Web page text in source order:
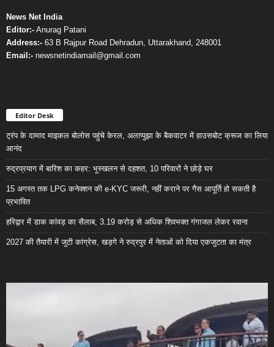
News Net India
Editor:- Anurag Patani
Address:- 63 B Rajpur Road Dehradun, Uttarakhand, 248001
Email:- newsnetindiamail@gmail.com
Editor Desk
ट्रंप के दामाद माइकल बोलोस पहुंचे केरल, अलाप्पुझा के बैकवाटर में हाउसबोट क्रूज का लिया
आनंद
रुद्रप्रयाग में बारिश का कहर: भूस्खलन से दहशत, 10 परिवारों ने छोड़े घर
15 अगस्त तक LPG कनेक्शन की e-KYC जरूरी, नहीं कराने पर गैस आपूर्ति हो सकती है
प्रभावित
हरिद्वार में डाक कांवड़ का सैलाब, 3.19 करोड़ से अधिक शिवभक्त गंगाजल लेकर रवाना
2027 की तैयारी में जुटी कांग्रेस, खड़गे ने रुद्रपुर में नेताओं को दिया एकजुटता का मंत्र